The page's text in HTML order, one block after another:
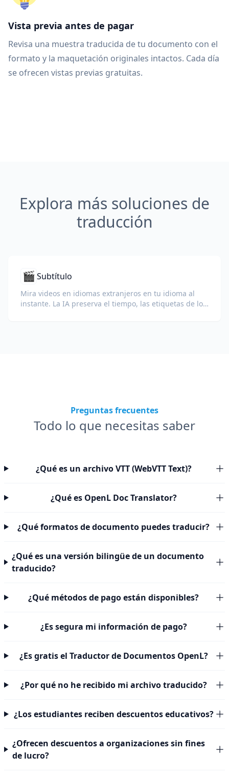
Vista previa antes de pagar
Revisa una muestra traducida de tu documento con el
formato y la maquetación originales intactos. Cada día
se ofrecen vistas previas gratuitas.
Explora más soluciones de
traducción
🎬 Subtítulo
Mira videos en idiomas extranjeros en tu idioma al
instante. La IA preserva el tiempo, las etiquetas de los
Preguntas frecuentes
Todo lo que necesitas saber
¿Qué es un archivo VTT (WebVTT Text)?
¿Qué es OpenL Doc Translator?
¿Qué formatos de documento puedes traducir?
¿Qué es una versión bilingüe de un documento
traducido?
¿Qué métodos de pago están disponibles?
¿Es segura mi información de pago?
¿Es gratis el Traductor de Documentos OpenL?
¿Por qué no he recibido mi archivo traducido?
¿Los estudiantes reciben descuentos educativos?
¿Ofrecen descuentos a organizaciones sin fines
de lucro?